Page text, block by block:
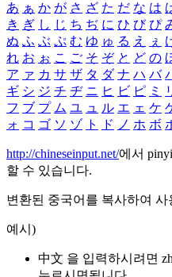
あ ぁ か が さ ざ た だ な は
き ぎ し じ ち ぢ に ひ び ぴ
ぬ ふ ぶ ぷ む ゆ ゅ る え ぇ
れ お ぉ こ ご そ ぞ と ど の
ア ァ カ サ ザ タ ダ ナ ハ バ
ギ シ ジ チ ヂ ニ ヒ ビ ピ ミ
フ ブ プ ム ユ ュ ル エ ェ ケ
ォ コ ゴ ソ ゾ ト ド ノ ホ ボ
http://chineseinput.net/에서
할 수 있습니다.
변환된 중국어를 복사하여
예시)
中文 을 입력하시려면